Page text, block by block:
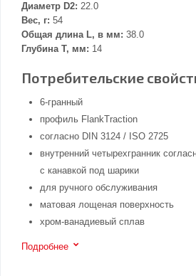
Диаметр D2: 22.0
Вес, г: 54
Общая длина L, в мм: 38.0
Глубина Т, мм: 14
Потребительские
6-гранный
профиль FlankTraction
согласно DIN 3124 / ISO 2725
внутренний четырехгранник
с канавкой под шарики
для ручного обслуживания
матовая лощеная поверхность
хром-ванадиевый сплав
Подробнее